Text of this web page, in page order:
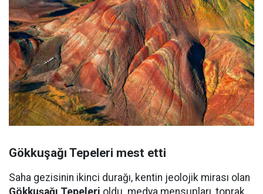
Gökkuşağı Tepeleri mest etti
Saha gezisinin ikinci durağı, kentin jeolojik mirası olan
Gökkuşağı Tepeleri oldu. medya mensupları, toprak